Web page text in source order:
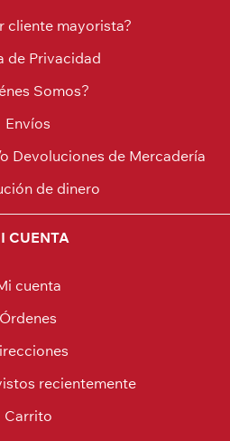
cliente mayorista?
de Privacidad
Somos?
Envíos
Devoluciones de Mercadería
de dinero
CUENTA
cuenta
Órdenes
recientemente
Carrito